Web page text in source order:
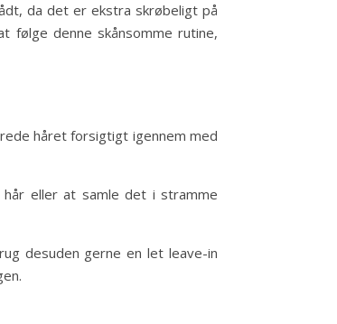
da det er ekstra skrøbeligt på
denne skånsomme rutine,
håret forsigtigt igennem med
eller at samle det i stramme
desuden gerne en let leave-in